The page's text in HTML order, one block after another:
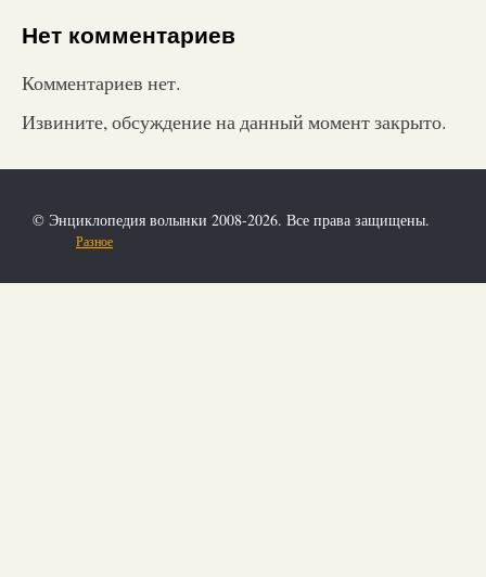
Нет комментариев
Комментариев нет.
Извините, обсуждение на данный момент закрыто.
© Энциклопедия волынки 2008-2026. Все права защищены.
Разное